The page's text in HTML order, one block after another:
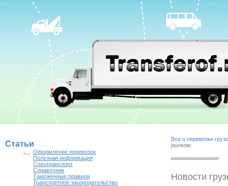
Статьи
Оформление перевозок
Полезная информация
Спецтранспорт
Справочник
Таможенные правила
Транспортное законодательство
Все о перевозке
рынком
Новости